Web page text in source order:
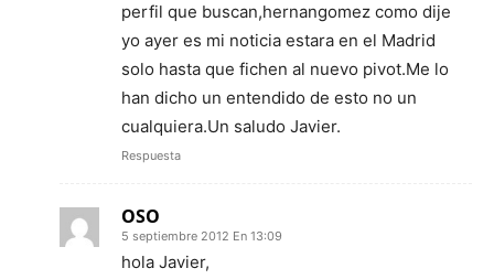
perfil que buscan,hernangomez como dije
yo ayer es mi noticia estara en el Madrid
solo hasta que fichen al nuevo pivot.Me lo
han dicho un entendido de esto no un
cualquiera.Un saludo Javier.
Respuesta
OSO
5 septiembre 2012 En 13:09
hola Javier,